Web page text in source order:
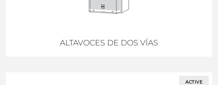
ALTAVOCES DE DOS VÍAS
ACTIVE